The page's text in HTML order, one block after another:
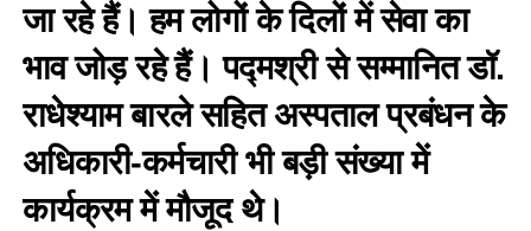
जा रहे हैं। हम लोगों के दिलों में सेवा का
भाव जोड़ रहे हैं। पद्मश्री से सम्मानित डॉ.
राधेश्याम बारले सहित अस्पताल प्रबंधन के
अधिकारी-कर्मचारी भी बड़ी संख्या में
कार्यक्रम में मौजूद थे।